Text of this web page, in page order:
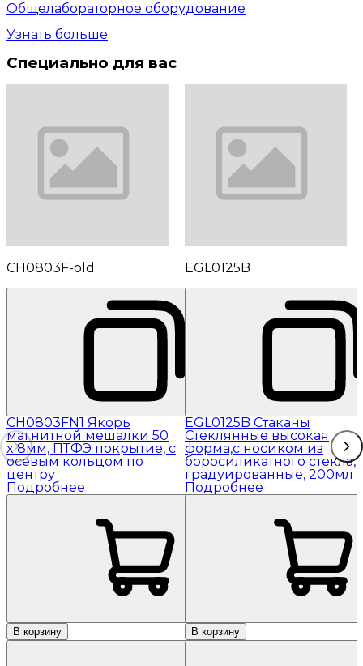
Общелабораторное оборудование
Узнать больше
Специально для вас
CH0803F-old
CH0803FN1 Якорь
магнитной мешалки 50
x 8мм, ПТФЭ покрытие, с
осевым кольцом по
центру
Подробнее
В корзину
EGL0125B
EGL0125B Стаканы
Стеклянные высокая
форма,с носиком из
боросиликатного стекла,
градуированные, 200мл
Подробнее
В корзину